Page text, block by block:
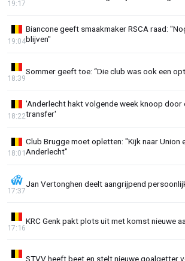
19:17
Biancone geeft smaakmaker RSCA raad:
blijven"
19:04
Sommer geeft toe: “Die club was ook een
18:39
'Anderlecht hakt volgende week knoop door
transfer'
18:22
Club Brugge moet opletten: "Kijk naar Union
Anderlecht"
18:01
Jan Vertonghen deelt aangrijpend
17:37
KRC Genk pakt plots uit met komst nieuwe
17:16
STVV heeft beet en stelt nieuwe goalgetter